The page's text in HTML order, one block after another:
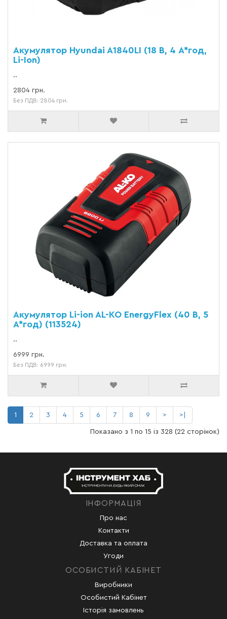
Акумулятор Hyundai A1840LI (18 В, 4 А*год,
Li-Ion)
..
2804 грн.
Без ПДВ: 2804 грн.
Акумулятор Li-ion AL-KO EnergyFlex (40 В, 5
А*год) (113524)
..
6999 грн.
Без ПДВ: 6999 грн.
1 2 3 4 5 6 7 8 9 > >|
Показано з 1 по 15 із 328 (22 сторінок)
ІНФОРМАЦІЯ
Про нас
Контакти
Доставка та оплата
Угоди
ОСОБИСТИЙ КАБІНЕТ
Виробники
Особистий Кабінет
Історія замовлень